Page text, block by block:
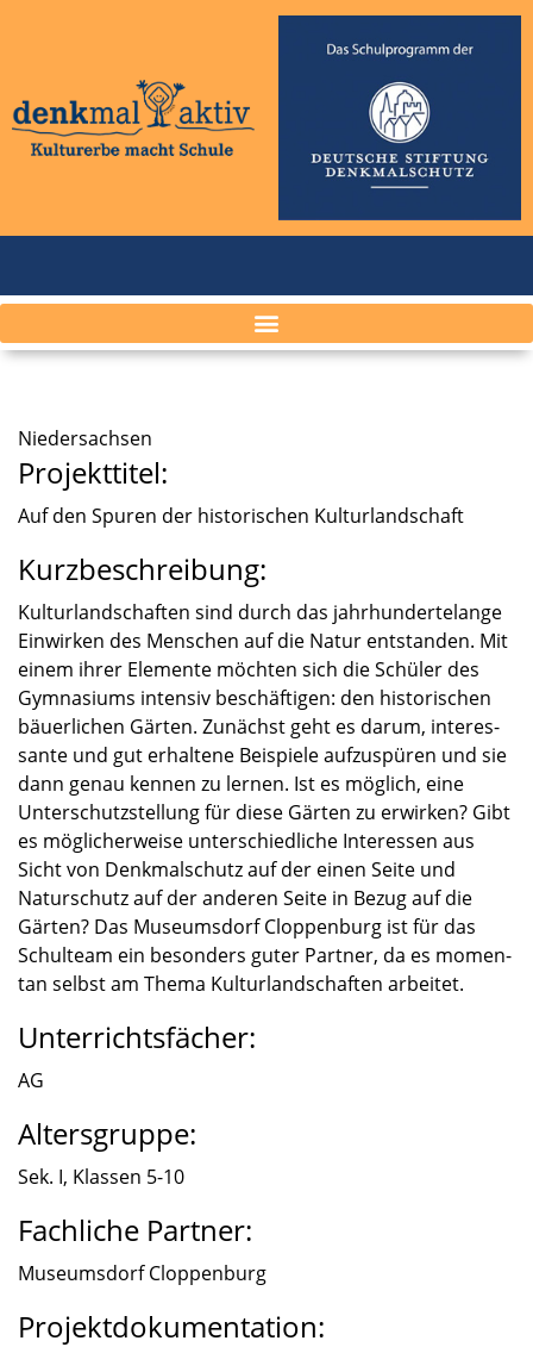
Nieder­sach­sen
Projekttitel:
Auf den Spuren der histo­ri­schen Kultur­land­schaft
Kurzbeschreibung:
Kultur­land­schaf­ten sind durch das jahrhun­der­te­lange
Einwir­ken des Menschen auf die Natur entstan­den. Mit
einem ihrer Elemente möchten sich die Schüler des
Gymna­si­ums inten­siv beschäf­ti­gen: den histo­ri­schen
bäuer­li­chen Gärten. Zunächst geht es darum, inter­es­
sante und gut erhal­tene Beispiele aufzu­spü­ren und sie
dann genau kennen zu lernen. Ist es möglich, eine
Unter­schutz­stel­lung für diese Gärten zu erwir­ken? Gibt
es mögli­cher­weise unter­schied­li­che Inter­es­sen aus
Sicht von Denkmal­schutz auf der einen Seite und
Natur­schutz auf der anderen Seite in Bezug auf die
Gärten? Das Museums­dorf Cloppen­burg ist für das
Schul­team ein beson­ders guter Partner, da es momen­
tan selbst am Thema Kultur­land­schaf­ten arbei­tet.
Unterrichtsfächer:
AG
Altersgruppe:
Sek. I, Klassen 5-10
Fachliche Partner:
Museums­dorf Cloppen­burg
Projektdokumentation: